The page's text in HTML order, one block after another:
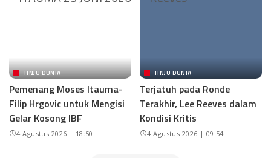
TINJU DUNIA
Pemenang Moses Itauma-
Filip Hrgovic untuk Mengisi
Gelar Kosong IBF
4 Agustus 2026 | 18:50
TINJU DUNIA
Terjatuh pada Ronde
Terakhir, Lee Reeves dalam
Kondisi Kritis
4 Agustus 2026 | 09:54